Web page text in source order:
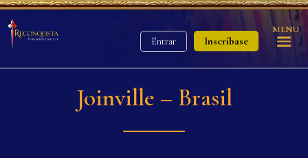
Entrar Inscríbase
MENU
Joinville – Brasil